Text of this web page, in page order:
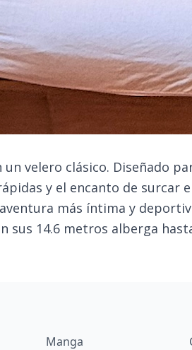
velero clásico. Diseñado
y el encanto de surcar
más íntima y
sus 14.6 metros alberga
Manga